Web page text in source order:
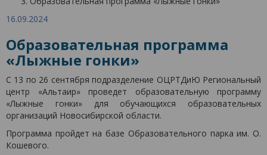
16.09.2024
Образовательная программа
«Лыжные гонки»
С 13 по 26 сентября подразделение ОЦРТДиЮ Региональный
центр «Альтаир» проведет образовательную программу
«Лыжные гонки» для обучающихся образовательных
организаций Новосибирской области.
Программа пройдет на базе Образовательного парка им. О.
Кошевого.